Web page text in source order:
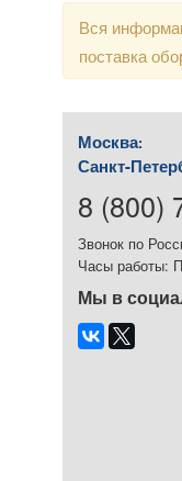
Вся
поставка
Москва:
Санкт-
8 (800)
Звонок по
Часы работы:
Мы в